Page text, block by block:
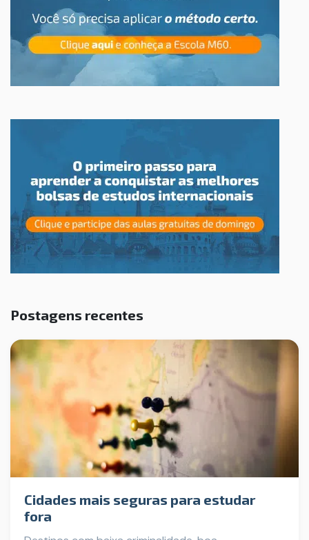
Postagens recentes
Cidades mais seguras para estudar
fora